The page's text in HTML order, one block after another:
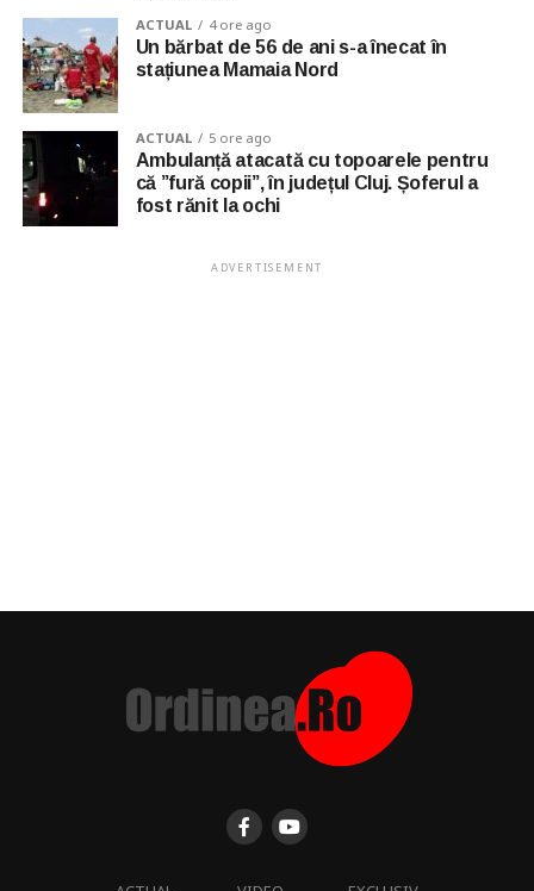
ACTUAL 4 ore ago
Un bărbat de 56 de ani s-a înecat în
stațiunea Mamaia Nord
ACTUAL 5 ore ago
Ambulanță atacată cu topoarele pentru
că ”fură copii”, în județul Cluj. Șoferul a
fost rănit la ochi
ADVERTISEMENT